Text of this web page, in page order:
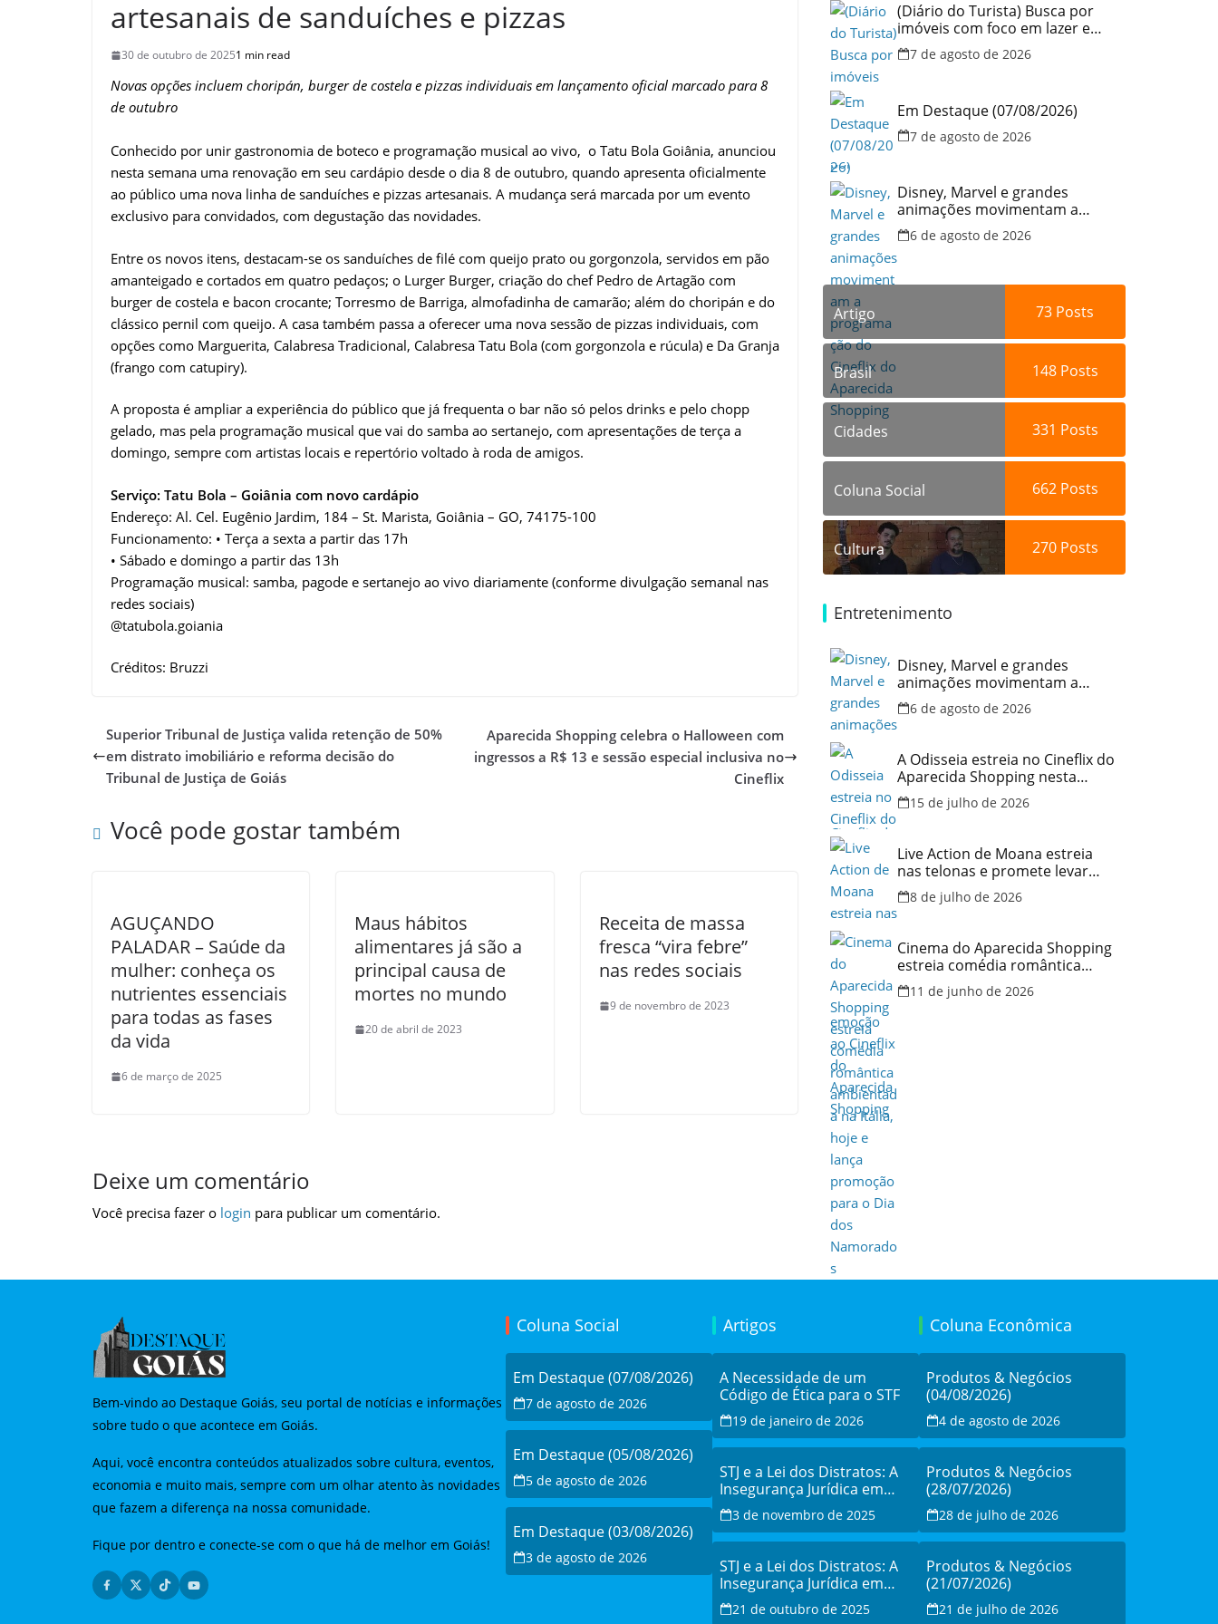
artesanais de sanduíches e pizzas
30 de outubro de 20251 min read
Novas opções incluem choripán, burger de costela e pizzas individuais em lançamento oficial marcado para 8
de outubro
Conhecido por unir gastronomia de boteco e programação musical ao vivo, o Tatu Bola Goiânia, anunciou
nesta semana uma renovação em seu cardápio desde o dia 8 de outubro, quando apresenta oficialmente
ao público uma nova linha de sanduíches e pizzas artesanais. A mudança será marcada por um evento
exclusivo para convidados, com degustação das novidades.
Entre os novos itens, destacam-se os sanduíches de filé com queijo prato ou gorgonzola, servidos em pão
amanteigado e cortados em quatro pedaços; o Lurger Burger, criação do chef Pedro de Artagão com
burger de costela e bacon crocante; Torresmo de Barriga, almofadinha de camarão; além do choripán e do
clássico pernil com queijo. A casa também passa a oferecer uma nova sessão de pizzas individuais, com
opções como Marguerita, Calabresa Tradicional, Calabresa Tatu Bola (com gorgonzola e rúcula) e Da Granja
(frango com catupiry).
A proposta é ampliar a experiência do público que já frequenta o bar não só pelos drinks e pelo chopp
gelado, mas pela programação musical que vai do samba ao sertanejo, com apresentações de terça a
domingo, sempre com artistas locais e repertório voltado à roda de amigos.
Serviço: Tatu Bola – Goiânia com novo cardápio
Endereço: Al. Cel. Eugênio Jardim, 184 – St. Marista, Goiânia – GO, 74175-100
Funcionamento: • Terça a sexta a partir das 17h
• Sábado e domingo a partir das 13h
Programação musical: samba, pagode e sertanejo ao vivo diariamente (conforme divulgação semanal nas
redes sociais)
@tatubola.goiania
Créditos: Bruzzi
Superior Tribunal de Justiça valida retenção de 50%
em distrato imobiliário e reforma decisão do
Tribunal de Justiça de Goiás
Aparecida Shopping celebra o Halloween com
ingressos a R$ 13 e sessão especial inclusiva no
Cineflix
Você pode gostar também
AGUÇANDO
PALADAR – Saúde da
mulher: conheça os
nutrientes essenciais
para todas as fases
da vida
6 de março de 2025
Maus hábitos
alimentares já são a
principal causa de
mortes no mundo
20 de abril de 2023
Receita de massa
fresca “vira febre”
nas redes sociais
9 de novembro de 2023
Deixe um comentário
Você precisa fazer o login para publicar um comentário.
(Diário do Turista) Busca por
imóveis com foco em lazer e
locação por temporada cresce
no Brasil
7 de agosto de 2026
Em Destaque (07/08/2026)
7 de agosto de 2026
Disney, Marvel e grandes
animações movimentam a
programação do Cineflix do
Aparecida Shopping
6 de agosto de 2026
Artigo 73 Posts
Brasil 148Posts
Cidades 331 Posts
Coluna Social 662Posts
Cultura 270Posts
Entretenimento
Disney, Marvel e grandes
animações movimentam a
programação do Cineflix do
Aparecida Shopping
6 de agosto de 2026
A Odisseia estreia no Cineflix do
Aparecida Shopping nesta
quinta, 16
15 de julho de 2026
Live Action de Moana estreia
nas telonas e promete levar
aventura e emoção ao Cineflix
do Aparecida Shopping
8 de julho de 2026
Cinema do Aparecida Shopping
estreia comédia romântica
ambientada na Itália, hoje e
lança promoção para o Dia dos
11 de junho de 2026
Bem-vindo ao Destaque Goiás, seu portal de notícias e informações
sobre tudo o que acontece em Goiás.
Aqui, você encontra conteúdos atualizados sobre cultura, eventos,
economia e muito mais, sempre com um olhar atento às novidades
que fazem a diferença na nossa comunidade.
Fique por dentro e conecte-se com o que há de melhor em Goiás!
Coluna Social
Em Destaque (07/08/2026)
7 de agosto de 2026
Em Destaque (05/08/2026)
5 de agosto de 2026
Em Destaque (03/08/2026)
3 de agosto de 2026
Artigos
A Necessidade de um
Código de Ética para o STF
19 de janeiro de 2026
STJ e a Lei dos Distratos: A
Insegurança Jurídica em
Debate e a Resistência à
Modernização
3 de novembro de 2025
STJ e a Lei dos Distratos: A
Insegurança Jurídica em
Debate e a Resistência à
Modernização
21 de outubro de 2025
Coluna Econômica
Produtos & Negócios
(04/08/2026)
4 de agosto de 2026
Produtos & Negócios
(28/07/2026)
28 de julho de 2026
Produtos & Negócios
(21/07/2026)
21 de julho de 2026